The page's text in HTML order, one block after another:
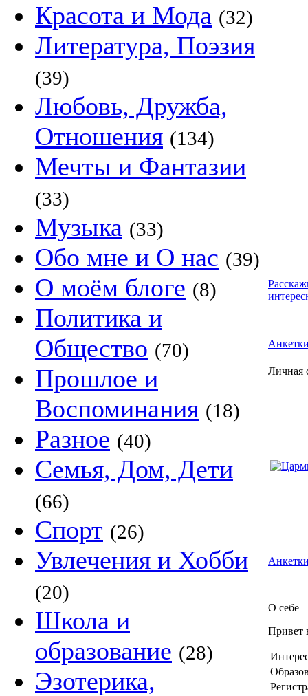
Красота и Мода (32)
Литература, Поэзия
(39)
Любовь, Дружба,
Отношения (134)
Мечты и Фантазии
(33)
Музыка (33)
Обо мне и О нас (39)
О моём блоге (8)
Политика и
Общество (70)
Прошлое и
Воспоминания (18)
Разное (40)
Семья, Дом, Дети
(66)
Спорт (26)
Увлечения и Хобби
(20)
Школа и
образование (28)
Эзотерика,
Личная
О себе
Привет